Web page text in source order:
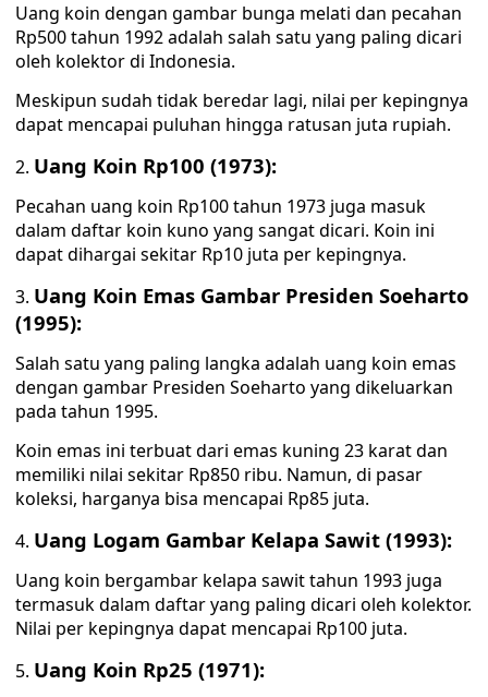
Uang koin dengan gambar bunga melati dan pecahan
Rp500 tahun 1992 adalah salah satu yang paling dicari
oleh kolektor di Indonesia.
Meskipun sudah tidak beredar lagi, nilai per kepingnya
dapat mencapai puluhan hingga ratusan juta rupiah.
Uang Koin Rp100 (1973):
Pecahan uang koin Rp100 tahun 1973 juga masuk
dalam daftar koin kuno yang sangat dicari. Koin ini
dapat dihargai sekitar Rp10 juta per kepingnya.
Uang Koin Emas Gambar Presiden Soeharto
(1995):
Salah satu yang paling langka adalah uang koin emas
dengan gambar Presiden Soeharto yang dikeluarkan
pada tahun 1995.
Koin emas ini terbuat dari emas kuning 23 karat dan
memiliki nilai sekitar Rp850 ribu. Namun, di pasar
koleksi, harganya bisa mencapai Rp85 juta.
Uang Logam Gambar Kelapa Sawit (1993):
Uang koin bergambar kelapa sawit tahun 1993 juga
termasuk dalam daftar yang paling dicari oleh kolektor.
Nilai per kepingnya dapat mencapai Rp100 juta.
Uang Koin Rp25 (1971):